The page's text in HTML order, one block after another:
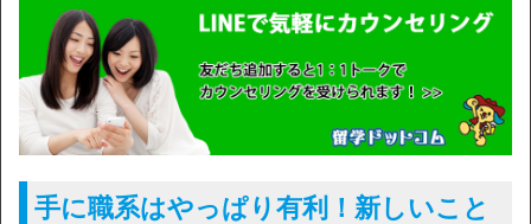
手に職系はやっぱり有利！新しいこと